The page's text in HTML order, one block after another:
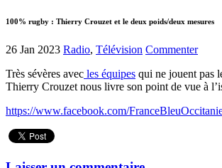
100% rugby : Thierry Crouzet et le deux poids/deux mesures
26 Jan 2023 Radio, Télévision Commenter
Très sévères avec les équipes qui ne jouent pas
Thierry Crouzet nous livre son point de vue à
https://www.facebook.com/